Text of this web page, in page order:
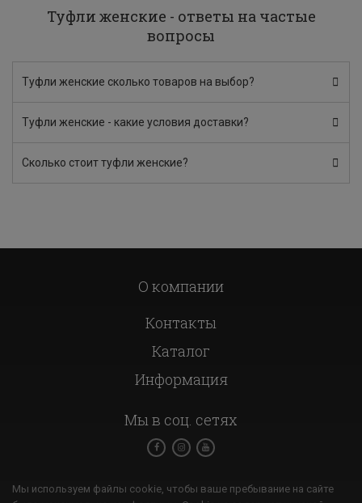
Туфли женские - ответы на частые
вопросы
Туфли женские сколько товаров на выбор?
Туфли женские - какие условия доставки?
Сколько стоит туфли женские?
О компании
Контакты
Каталог
Информация
Мы в соц. сетях
Мы используем файлы cookie, чтобы ваше пребывание на сайте